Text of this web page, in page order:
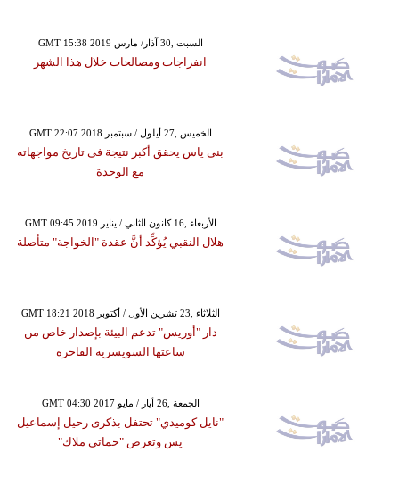
GMT 15:38 2019 السبت ,30 آذار/ مارس
انفراجات ومصالحات خلال هذا الشهر
GMT 22:07 2018 الخميس ,27 أيلول / سبتمبر
بنى ياس يحقق أكبر نتيجة فى تاريخ مواجهاته
مع الوحدة
GMT 09:45 2019 الأربعاء ,16 كانون الثاني / يناير
هلال النقبي يُؤكِّد أنَّ عقدة "الخواجة" متأصلة
GMT 18:21 2018 الثلاثاء ,23 تشرين الأول / أكتوبر
دار "أوريس" تدعم البيئة بإصدار خاص من
ساعتها السويسرية الفاخرة
GMT 04:30 2017 الجمعة ,26 أيار / مايو
"نايل كوميدي" تحتفل بذكرى رحيل إسماعيل
يس وتعرض "حماتي ملاك"